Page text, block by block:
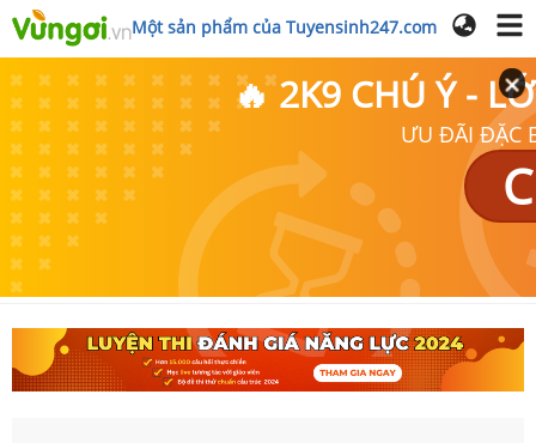
Một sản phẩm của Tuyensinh247.com
🔥 2K9 CHÚ Ý -
ƯU ĐÃI ĐẶC